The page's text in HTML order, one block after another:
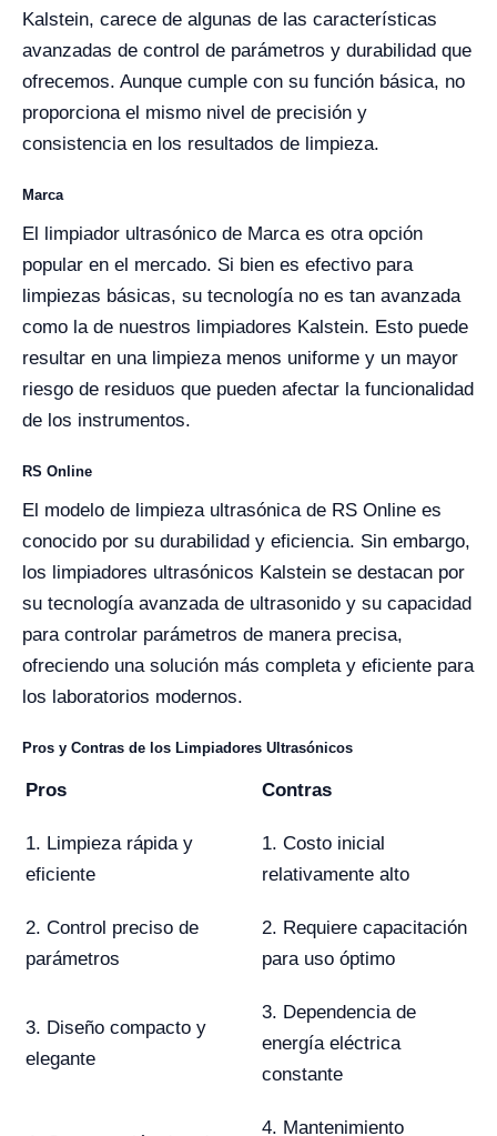
Kalstein, carece de algunas de las características
avanzadas de control de parámetros y durabilidad que
ofrecemos. Aunque cumple con su función básica, no
proporciona el mismo nivel de precisión y
consistencia en los resultados de limpieza.
Marca
El limpiador ultrasónico de Marca es otra opción
popular en el mercado. Si bien es efectivo para
limpiezas básicas, su tecnología no es tan avanzada
como la de nuestros limpiadores Kalstein. Esto puede
resultar en una limpieza menos uniforme y un mayor
riesgo de residuos que pueden afectar la funcionalidad
de los instrumentos.
RS Online
El modelo de limpieza ultrasónica de RS Online es
conocido por su durabilidad y eficiencia. Sin embargo,
los limpiadores ultrasónicos Kalstein se destacan por
su tecnología avanzada de ultrasonido y su capacidad
para controlar parámetros de manera precisa,
ofreciendo una solución más completa y eficiente para
los laboratorios modernos.
Pros y Contras de los Limpiadores Ultrasónicos
Pros Contras
1. Limpieza rápida y
eficiente
1. Costo inicial
relativamente alto
2. Control preciso de
parámetros
2. Requiere capacitación
para uso óptimo
3. Diseño compacto y
elegante
3. Dependencia de
energía eléctrica
constante
4. Mantenimiento